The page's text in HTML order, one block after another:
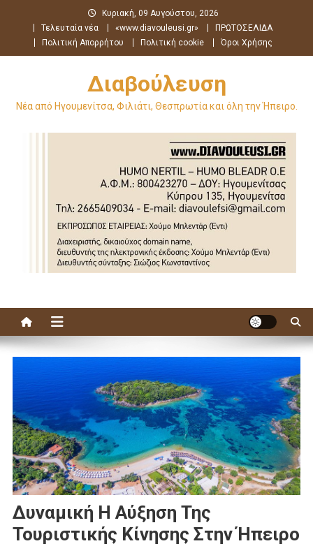
περιεχόμενο
Κυριακή, 09 Αυγούστου, 2026
Τελευταία νέα
«www.diavouleusi.gr»
ΠΡΩΤΟΣΕΛΙΔΑ
Πολιτική Απορρήτου
Πολιτική cookie Όροι Χρήσης
Διαβούλευση
Νέα από Ηγουμενίτσα, Φιλιάτι, Θεσπρωτία και όλη την Ήπειρο.
Δυναμική Η Αύξηση Της
Τουριστικής Κίνησης Στην Ήπειρο